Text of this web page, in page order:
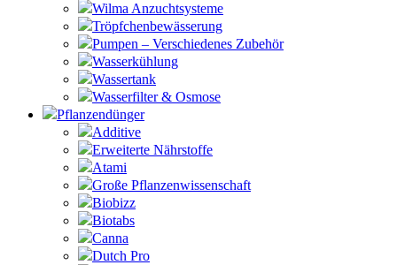
Wilma Anzuchtsysteme
Tröpfchenbewässerung
Pumpen – Verschiedenes Zubehör
Wasserkühlung
Wassertank
Wasserfilter & Osmose
Pflanzendünger
Additive
Erweiterte Nährstoffe
Atami
Große Pflanzenwissenschaft
Biobizz
Biotabs
Canna
Dutch Pro